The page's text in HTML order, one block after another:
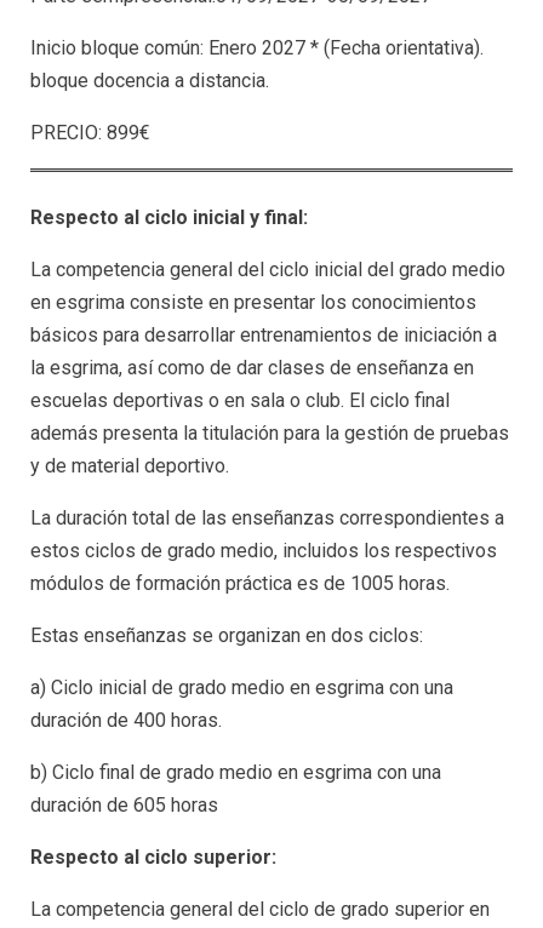
Inicio bloque común: Enero 2027 * (Fecha orientativa).
bloque docencia a distancia.
PRECIO: 899€
Respecto al ciclo inicial y final:
La competencia general del ciclo inicial del grado medio
en esgrima consiste en presentar los conocimientos
básicos para desarrollar entrenamientos de iniciación a
la esgrima, así como de dar clases de enseñanza en
escuelas deportivas o en sala o club. El ciclo final
además presenta la titulación para la gestión de pruebas
y de material deportivo.
La duración total de las enseñanzas correspondientes a
estos ciclos de grado medio, incluidos los respectivos
módulos de formación práctica es de 1005 horas.
Estas enseñanzas se organizan en dos ciclos:
a) Ciclo inicial de grado medio en esgrima con una
duración de 400 horas.
b) Ciclo final de grado medio en esgrima con una
duración de 605 horas
Respecto al ciclo superior:
La competencia general del ciclo de grado superior en